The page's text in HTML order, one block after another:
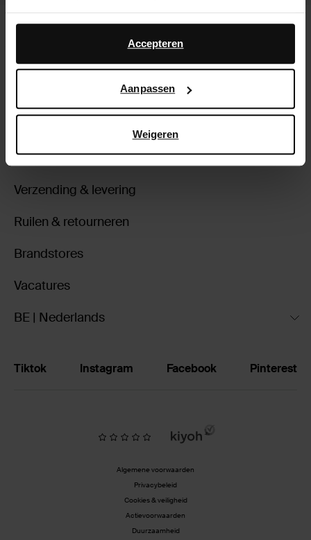
Daarnaast werken wij samen met Google voor
advertentie- en meetdoeleinden. Meer informatie over
hoe Google uw persoonsgegevens gebruikt, vindt u op
Accepteren
Aanpassen
Weigeren
Zwarte hoge stretch laarzen met
Bordeaux hoge stretch laarzen met
75.00
Klantenservice
Verzending & levering
Ruilen & retourneren
Brandstores
Vacatures
BE | Nederlands
Tiktok Instagram Facebook Pinterest
Algemene voorwaarden
Privacybeleid
Cookies & veiligheid
Actievoorwaarden
Duurzaamheid